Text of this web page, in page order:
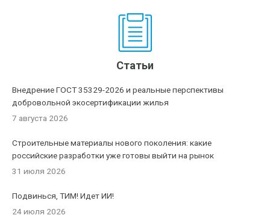
Статьи
Внедрение ГОСТ 35329-2026 и реальные перспективы
добровольной экосертификации жилья
7 августа 2026
Строительные материалы нового поколения: какие
российские разработки уже готовы выйти на рынок
31 июля 2026
Подвинься, ТИМ! Идет ИИ!
24 июля 2026